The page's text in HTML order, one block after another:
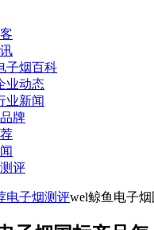
子烟百科
业动态
业新闻
牌
评
电子烟测评wel鲸鱼电子